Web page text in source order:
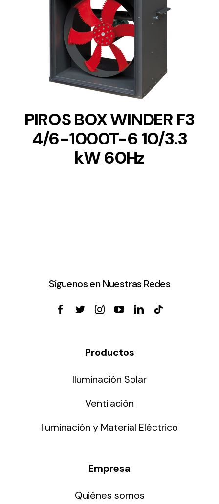
DETAILS
PIROS BOX WINDER F3
4/6-1000T-6 10/3.3
kW 60Hz
Síguenos en Nuestras Redes
Productos
Iluminación Solar
Ventilación
Iluminación y Material Eléctrico
Empresa
Quiénes somos